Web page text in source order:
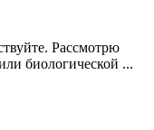
Рассмотрю
биологической ...